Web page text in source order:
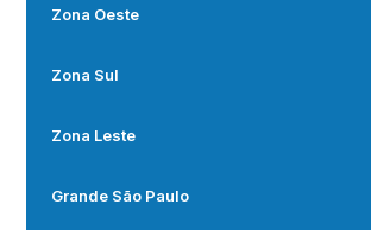
Zona Oeste
Zona Sul
Zona Leste
Grande São Paulo